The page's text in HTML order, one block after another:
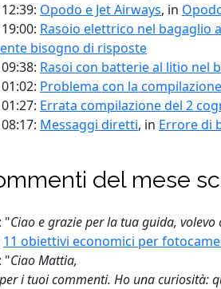
Opodo e Jet Airways, in
Rasoio elettrico nel bagaglio
bisogno di risposte
Rasoi con batterie al litio nel
Problema con la
Errata compilazione del 2
Messaggi diretti, in Errore di
del mese
"Ciao e grazie per la tua guida,
11 obiettivi economici per
"Ciao Mattia,
i tuoi commenti. Ho una curiosità: